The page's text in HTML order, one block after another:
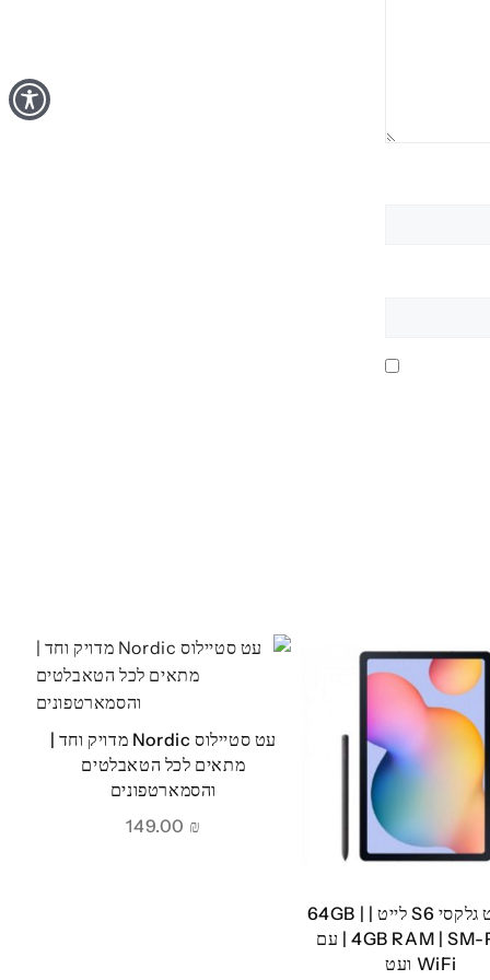
טאבלט גלקסי S6 לייט | 64GB |
4GB RAM | SM-P613 | עם
WiFi ועט
עט סטיילוס Nordic מדויק וחד |
מתאים לכל הטאבלטים
והסמארטפונים
₪